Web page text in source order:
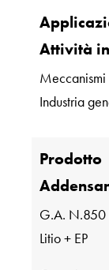
Attività
Industria
Prodotto
G.A. N.850
Litio + EP